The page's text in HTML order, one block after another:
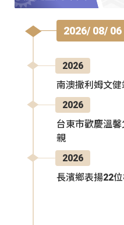
2026/ 08/ 06
2026
南澳撒利姆文
2026
台東市歡慶溫
親
2026
長濱鄉表揚22